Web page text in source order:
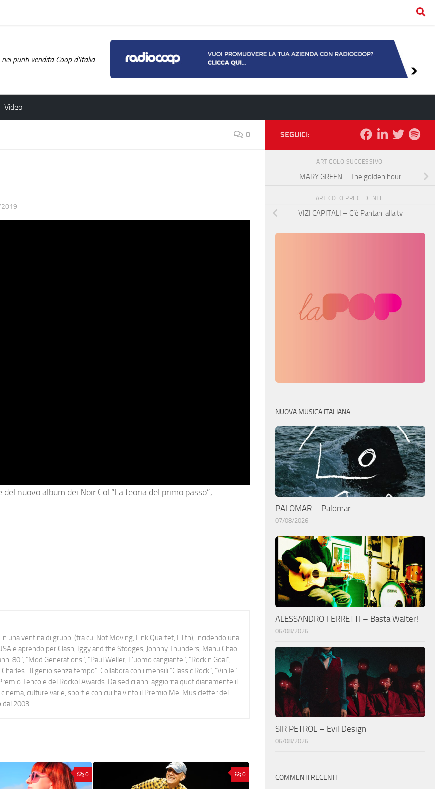
punti vendita Coop d'Italia
Video
0
nuovo album dei Noir Col “La teoria del primo passo”,
una ventina di gruppi (tra cui Not Moving, Link Quartet, Lilith), incidendo una
e aprendo per Clash, Iggy and the Stooges, Johnny Thunders, Manu Chao
80", "Mod Generations", "Paul Weller, L’uomo cangiante", "Rock n Goal",
Il genio senza tempo". Collabora con i mensili “Classic Rock”, "Vinile"
Tenco e del Rockol Awards. Da sedici anni aggiorna quotidianamente il
culture varie, sport e con cui ha vinto il Premio Mei Musicletter del
2003.
0 0
SEGUICI:
ARTICOLO SUCCESSIVO
MARY GREEN – The golden hour
ARTICOLO PRECEDENTE
VIZI CAPITALI – C’è Pantani alla tv
NUOVA MUSICA ITALIANA
PALOMAR – Palomar
07/08/2026
ALESSANDRO FERRETTI – Basta Walter!
06/08/2026
SIR PETROL – Evil Design
06/08/2026
COMMENTI RECENTI